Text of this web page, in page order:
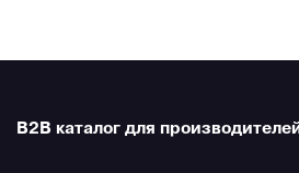
B2B каталог для